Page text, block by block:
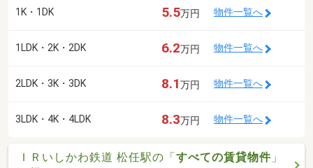
1K・1DK 5.5万円 物件一覧へ
1LDK・2K・2DK 6.2万円 物件一覧へ
2LDK・3K・3DK 8.1万円 物件一覧へ
3LDK・4K・4LDK 8.3万円 物件一覧へ
ＩＲいしかわ鉄道 松任駅の「すべての賃貸物件 」